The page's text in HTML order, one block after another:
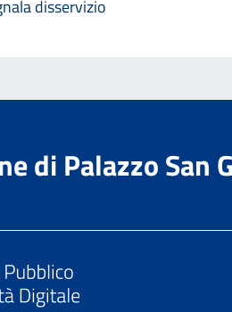
disservizio
di Palazzo San